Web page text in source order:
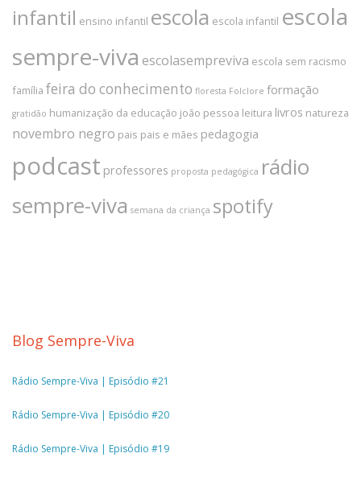
infantil ensino infantil escola escola infantil escola
sempre-viva escolasempreviva escola sem racismo
família feira do conhecimento floresta Folclore formação
gratidão humanização da educação joão pessoa leitura livros natureza
novembro negro pais pais e mães pedagogia
podcast professores proposta pedagógica rádio
sempre-viva semana da criança spotify
Blog Sempre-Viva
Rádio Sempre-Viva | Episódio #21
Rádio Sempre-Viva | Episódio #20
Rádio Sempre-Viva | Episódio #19